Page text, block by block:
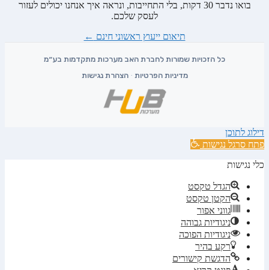
בואו נדבר 30 דקות, בלי התחייבות, ונראה איך אנחנו יכולים לעזור
לעסק שלכם.
תיאום ייעוץ ראשוני חינם ←
מדיניות הפרטיות ·הצהרת נגישות
דילוג לתוכן
פתח סרגל נגישות
כלי נגישות
הגדל טקסט
הקטן טקסט
גווני אפור
ניגודיות גבוהה
ניגודיות הפוכה
רקע בהיר
הדגשת קישורים